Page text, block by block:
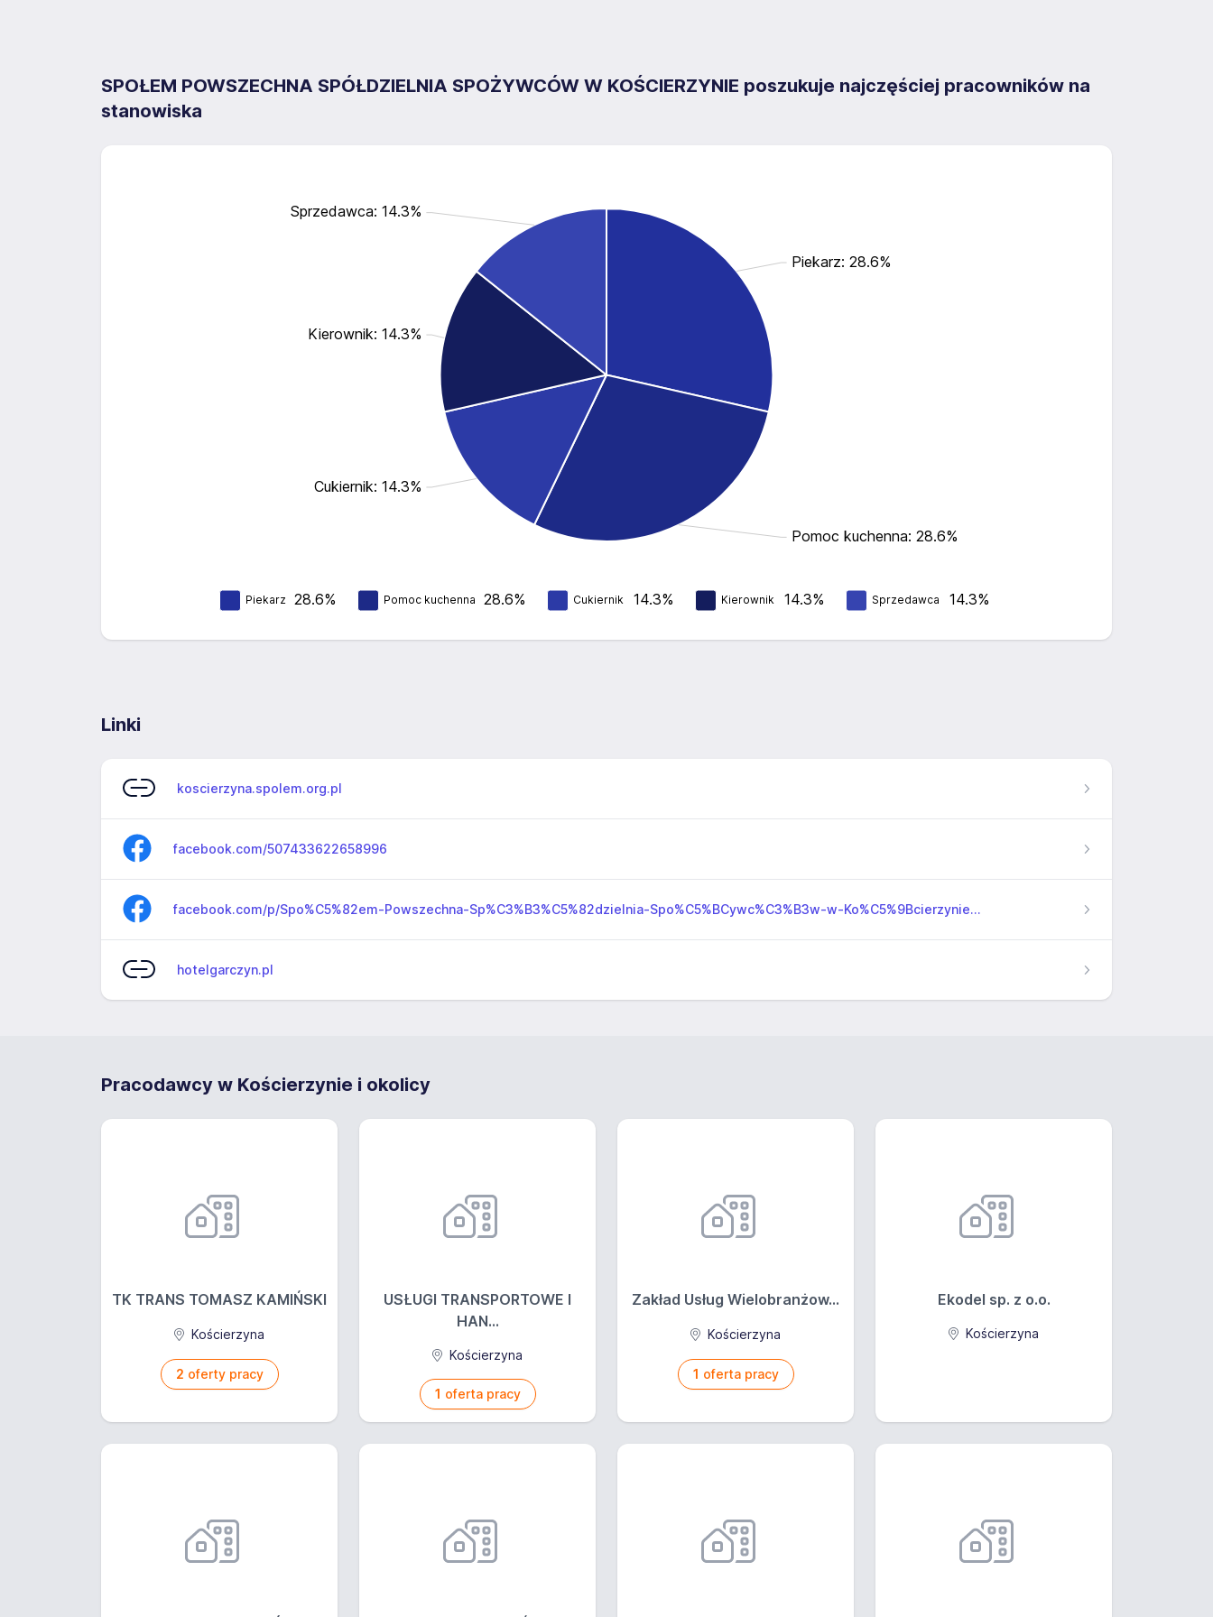
SPOŁEM POWSZECHNA SPÓŁDZIELNIA SPOŻYWCÓW W KOŚCIERZYNIE poszukuje najczęściej pracowników na
stanowiska
Piekarz: 28.6%
Pomoc kuchenna: 28.6%
Cukiernik: 14.3%
Kierownik: 14.3%
Sprzedawca: 14.3%
Piekarz 28.6% Pomoc kuchenna 28.6% Cukiernik 14.3% Kierownik 14.3% Sprzedawca 14.3%
Linki
koscierzyna.spolem.org.pl
facebook.com/507433622658996
facebook.com/p/Spo%C5%82em-Powszechna-Sp%C3%B3%C5%82dzielnia-Spo%C5%BCywc%C3%B3w-w-Ko%C5%9Bcierzynie...
hotelgarczyn.pl
Pracodawcy w Kościerzynie i okolicy
TK TRANS TOMASZ KAMIŃSKI
Kościerzyna
2 oferty pracy
USŁUGI TRANSPORTOWE I
HAN...
Kościerzyna
1 oferta pracy
Zakład Usług Wielobranżow...
Kościerzyna
1 oferta pracy
Ekodel sp. z o.o.
Kościerzyna